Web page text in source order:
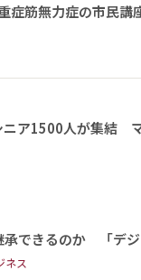
筋無力症の市民講
ニア1500人が集結
承できるのか 「デ
ネス